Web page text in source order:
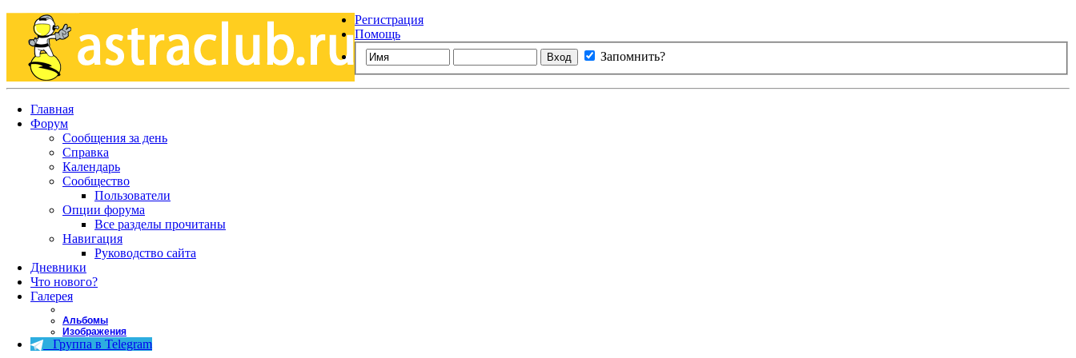
Регистрация
Помощь
Запомнить?
Главная
Форум
Сообщения за день
Справка
Календарь
Сообщество
Пользователи
Опции форума
Все разделы прочитаны
Навигация
Руководство сайта
Дневники
Что нового?
Галерея
Альбомы
Изображения
Группа в Telegram